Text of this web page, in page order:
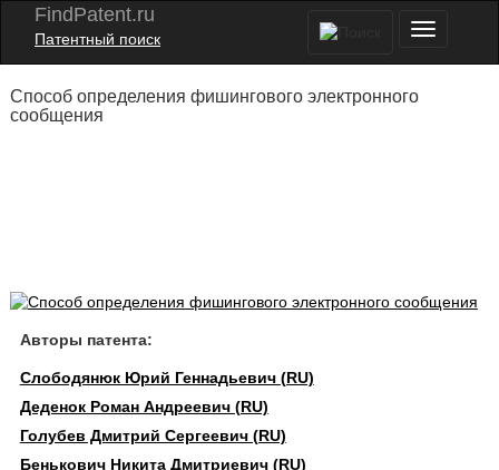
FindPatent.ru
Патентный поиск
Способ определения фишингового электронного
сообщения
Авторы патента:
Слободянюк Юрий Геннадьевич (RU)
Деденок Роман Андреевич (RU)
Голубев Дмитрий Сергеевич (RU)
Бенькович Никита Дмитриевич (RU)